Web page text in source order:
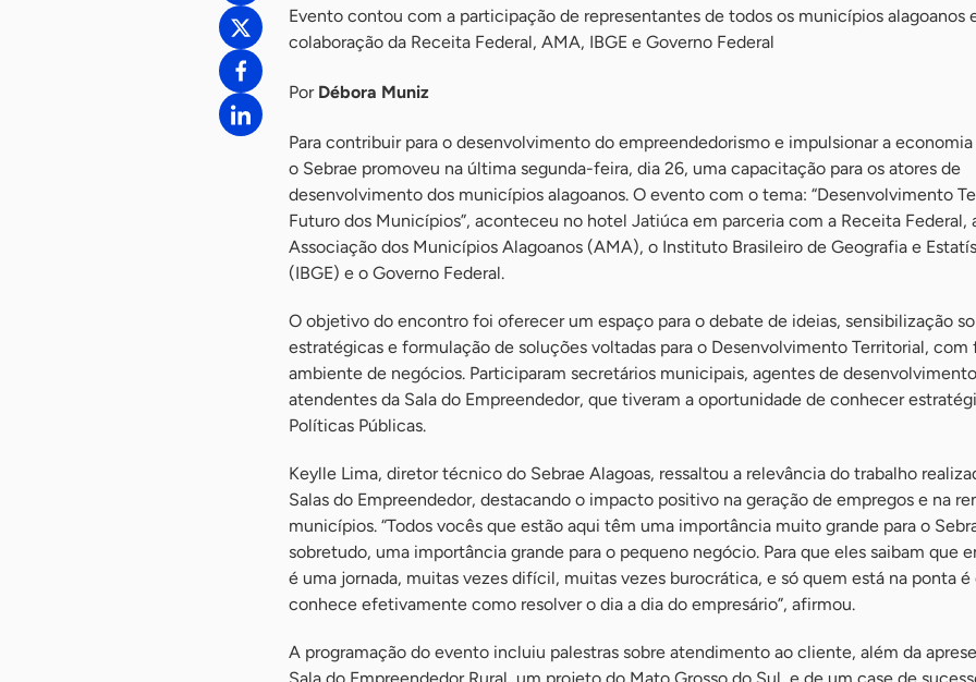
Evento contou com a participação de representantes de todos os municípios alagoanos
colaboração da Receita Federal, AMA, IBGE e Governo Federal
Por Débora Muniz
Para contribuir para o desenvolvimento do empreendedorismo e impulsionar a economia
o Sebrae promoveu na última segunda-feira, dia 26, uma capacitação para os atores de
desenvolvimento dos municípios alagoanos. O evento com o tema: “Desenvolvimento
Futuro dos Municípios”, aconteceu no hotel Jatiúca em parceria com a Receita Federal,
Associação dos Municípios Alagoanos (AMA), o Instituto Brasileiro de Geografia e
(IBGE) e o Governo Federal.
O objetivo do encontro foi oferecer um espaço para o debate de ideias, sensibilização
estratégicas e formulação de soluções voltadas para o Desenvolvimento Territorial, com
ambiente de negócios. Participaram secretários municipais, agentes de
atendentes da Sala do Empreendedor, que tiveram a oportunidade de conhecer
Políticas Públicas.
Keylle Lima, diretor técnico do Sebrae Alagoas, ressaltou a relevância do trabalho
Salas do Empreendedor, destacando o impacto positivo na geração de empregos e na
municípios. “Todos vocês que estão aqui têm uma importância muito grande para o
sobretudo, uma importância grande para o pequeno negócio. Para que eles saibam que
é uma jornada, muitas vezes difícil, muitas vezes burocrática, e só quem está na ponta é
conhece efetivamente como resolver o dia a dia do empresário”, afirmou.
A programação do evento incluiu palestras sobre atendimento ao cliente, além da